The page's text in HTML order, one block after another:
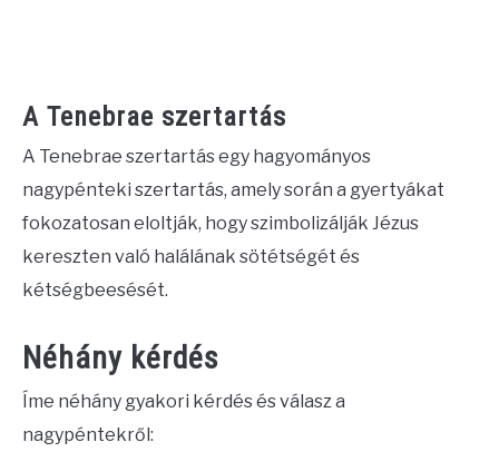
A Tenebrae szertartás
A Tenebrae szertartás egy hagyományos
nagypénteki szertartás, amely során a gyertyákat
fokozatosan eloltják, hogy szimbolizálják Jézus
kereszten való halálának sötétségét és
kétségbeesését.
Néhány kérdés
Íme néhány gyakori kérdés és válasz a
nagypéntekről: